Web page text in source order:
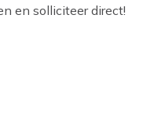
en solliciteer direct!